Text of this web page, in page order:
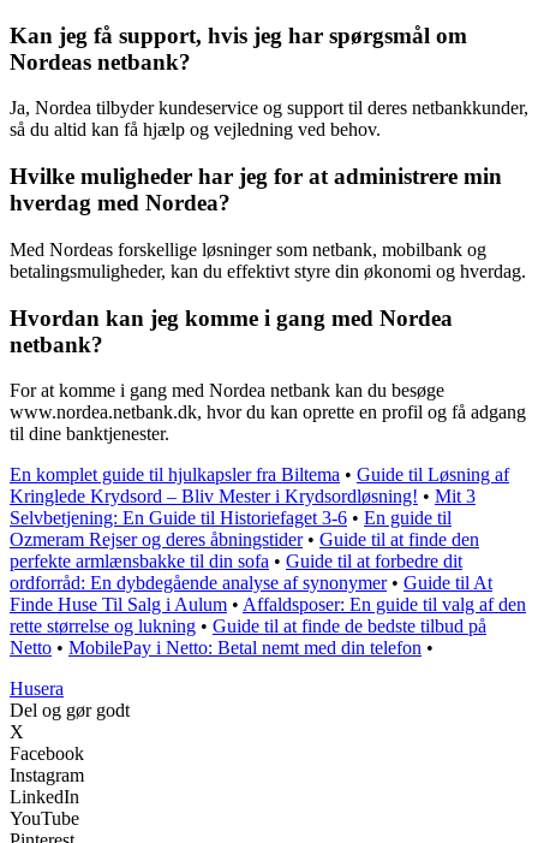
Kan jeg få support, hvis jeg har spørgsmål om
Nordeas netbank?
Ja, Nordea tilbyder kundeservice og support til deres netbankkunder,
så du altid kan få hjælp og vejledning ved behov.
Hvilke muligheder har jeg for at administrere min
hverdag med Nordea?
Med Nordeas forskellige løsninger som netbank, mobilbank og
betalingsmuligheder, kan du effektivt styre din økonomi og hverdag.
Hvordan kan jeg komme i gang med Nordea
netbank?
For at komme i gang med Nordea netbank kan du besøge
www.nordea.netbank.dk, hvor du kan oprette en profil og få adgang
til dine banktjenester.
En komplet guide til hjulkapsler fra Biltema • Guide til Løsning af
Kringlede Krydsord – Bliv Mester i Krydsordløsning! • Mit 3
Selvbetjening: En Guide til Historiefaget 3-6 • En guide til
Ozmeram Rejser og deres åbningstider• Guide til at finde den
perfekte armlænsbakke til din sofa • Guide til at forbedre dit
ordforråd: En dybdegående analyse af synonymer• Guide til At
Finde Huse Til Salg i Aulum • Affaldsposer: En guide til valg af den
rette størrelse og lukning • Guide til at finde de bedste tilbud på
Netto • MobilePay i Netto: Betal nemt med din telefon •
Husera
Del og gør godt
X
Facebook
Instagram
LinkedIn
YouTube